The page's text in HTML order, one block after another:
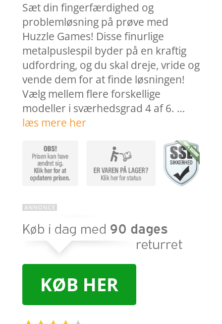
Sæt din fingerfærdighed og
problemløsning på prøve med
Huzzle Games! Disse finurlige
metalpuslespil byder på en kraftig
udfordring, og du skal dreje, vride og
vende dem for at finde løsningen!
Vælg mellem flere forskellige
modeller i sværhedsgrad 4 af 6. …
læs mere her
KØB HER